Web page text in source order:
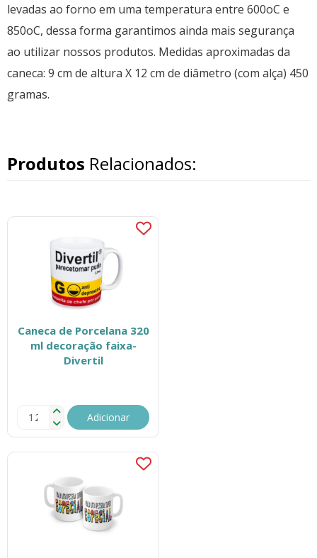
levadas ao forno em uma temperatura entre 600oC e
850oC, dessa forma garantimos ainda mais segurança
ao utilizar nossos produtos. Medidas aproximadas da
caneca: 9 cm de altura X 12 cm de diâmetro (com alça) 450
gramas.
Produtos Relacionados:
Caneca de Porcelana 320
ml decoração faixa-
Divertil
Adicionar